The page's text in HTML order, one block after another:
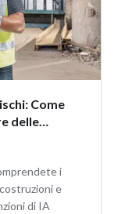
Come
delle
i
e
di IA